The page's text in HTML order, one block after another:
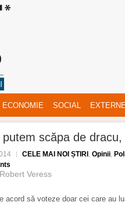
ECONOMIE SOCIAL
putem scăpa de
CELE MAI NOI ȘTIRI , Opinii,
Veress
acord să voteze doar cei care au